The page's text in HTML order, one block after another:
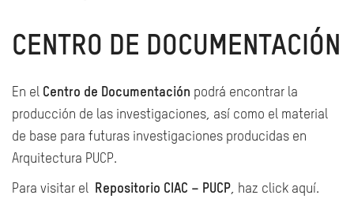
CENTRO DE DOCUMENTACIÓN
En el Centro de Documentación podrá encontrar la
producción de las investigaciones, así como el material
de base para futuras investigaciones producidas en
Arquitectura PUCP.
Para visitar el Repositorio CIAC – PUCP, haz click aquí.